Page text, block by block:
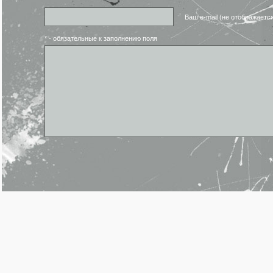
Ваш e-mail (не
* - обязательные к заполнению поля